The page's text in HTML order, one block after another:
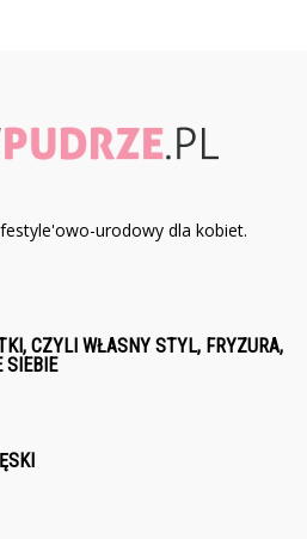
urodowy dla kobiet.
CZYLI WŁASNY STYL, FRYZURA,
SIEBIE